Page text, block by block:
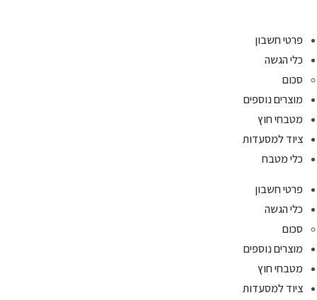
contentפרטי חשבון
כלי הגשה
סכום
מוצרים נוספים
מטבחי חוץ
ציוד למסעדות
כלי מטבח
פרטי חשבון
כלי הגשה
סכום
מוצרים נוספים
מטבחי חוץ
ציוד למסעדות